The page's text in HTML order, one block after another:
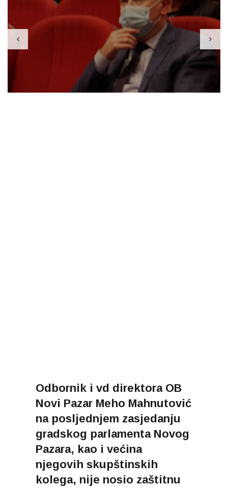
Odbornik i vd direktora OB
Novi Pazar Meho Mahnutović
na posljednjem zasjedanju
gradskog parlamenta Novog
Pazara, kao i većina
njegovih skupštinskih
kolega, nije nosio zaštitnu